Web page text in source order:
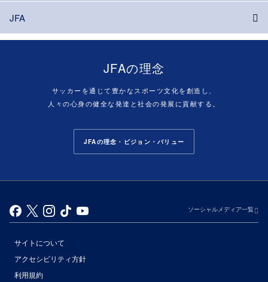
JFA
JFAの理念
サッカーを通じて豊かなスポーツ文化を創造し、
人々の心身の健全な発達と社会の発展に貢献する。
JFAの理念・ビジョン・バリュー
ソーシャルメディア一覧
サイトについて
アクセシビリティ方針
利用規約